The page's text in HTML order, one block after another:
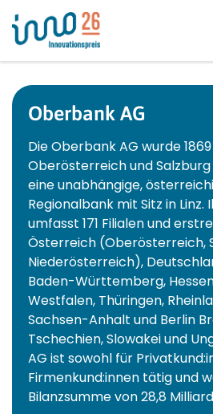
Seitenbereiche:
Inhalt
Hauptnavigation
Footernavigation
Oberbank AG
Die Oberbank AG wurde
Oberösterreich und
eine unabhängige,
Regionalbank mit Sitz in Linz.
umfasst 171 Filialen und
Österreich (Oberösterreich,
Niederösterreich),
Baden-Württemberg,
Westfalen, Thüringen,
Sachsen-Anhalt und Berlin
Tschechien, Slowakei und
AG ist sowohl für
Firmenkund:innen tätig und
Bilanzsumme von 28,8